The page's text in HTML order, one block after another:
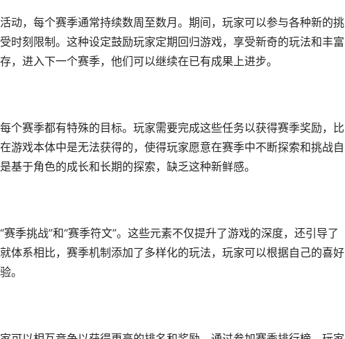
动，每个赛季通常持续数周至数月。期间，玩家可以参与各种新的挑
时刻限制。这种设定鼓励玩家定期回归游戏，享受新奇的玩法和丰富
，进入下一个赛季，他们可以继续在已有成果上进步。
个赛季都有特殊的目标。玩家需要完成这些任务以获得赛季奖励，比
游戏本体中是无法获得的，使得玩家愿意在赛季中不断探索和挑战自
基于角色的成长和长期的探索，缺乏这种新鲜感。
季挑战”和“赛季符文”。这些元素不仅提升了游戏的深度，还引导了
体系相比，赛季机制添加了多样化的玩法，玩家可以根据自己的喜好
。